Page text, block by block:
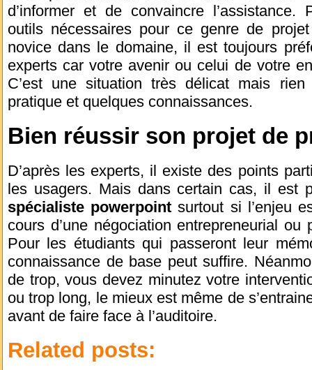
d’informer et de convaincre l’assistance.
outils nécessaires pour ce genre de
novice dans le domaine, il est toujours
experts car votre avenir ou celui de votre
C’est une situation très délicat mais
pratique et quelques connaissances.
Bien réussir son projet de
D’après les experts, il existe des points
les usagers. Mais dans certain cas, il est
spécialiste powerpoint surtout si l’enjeu
cours d’une négociation entrepreneurial
Pour les étudiants qui passeront leur
connaissance de base peut suffire.
de trop, vous devez minutez votre
ou trop long, le mieux est même de
avant de faire face à l’auditoire.
Related posts: